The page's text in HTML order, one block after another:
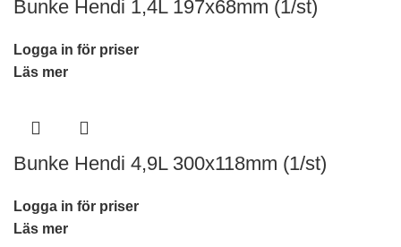
Bunke Hendi 1,4L 197x68mm (1/st)
Logga in för priser
Läs mer
Bunke Hendi 4,9L 300x118mm (1/st)
Logga in för priser
Läs mer